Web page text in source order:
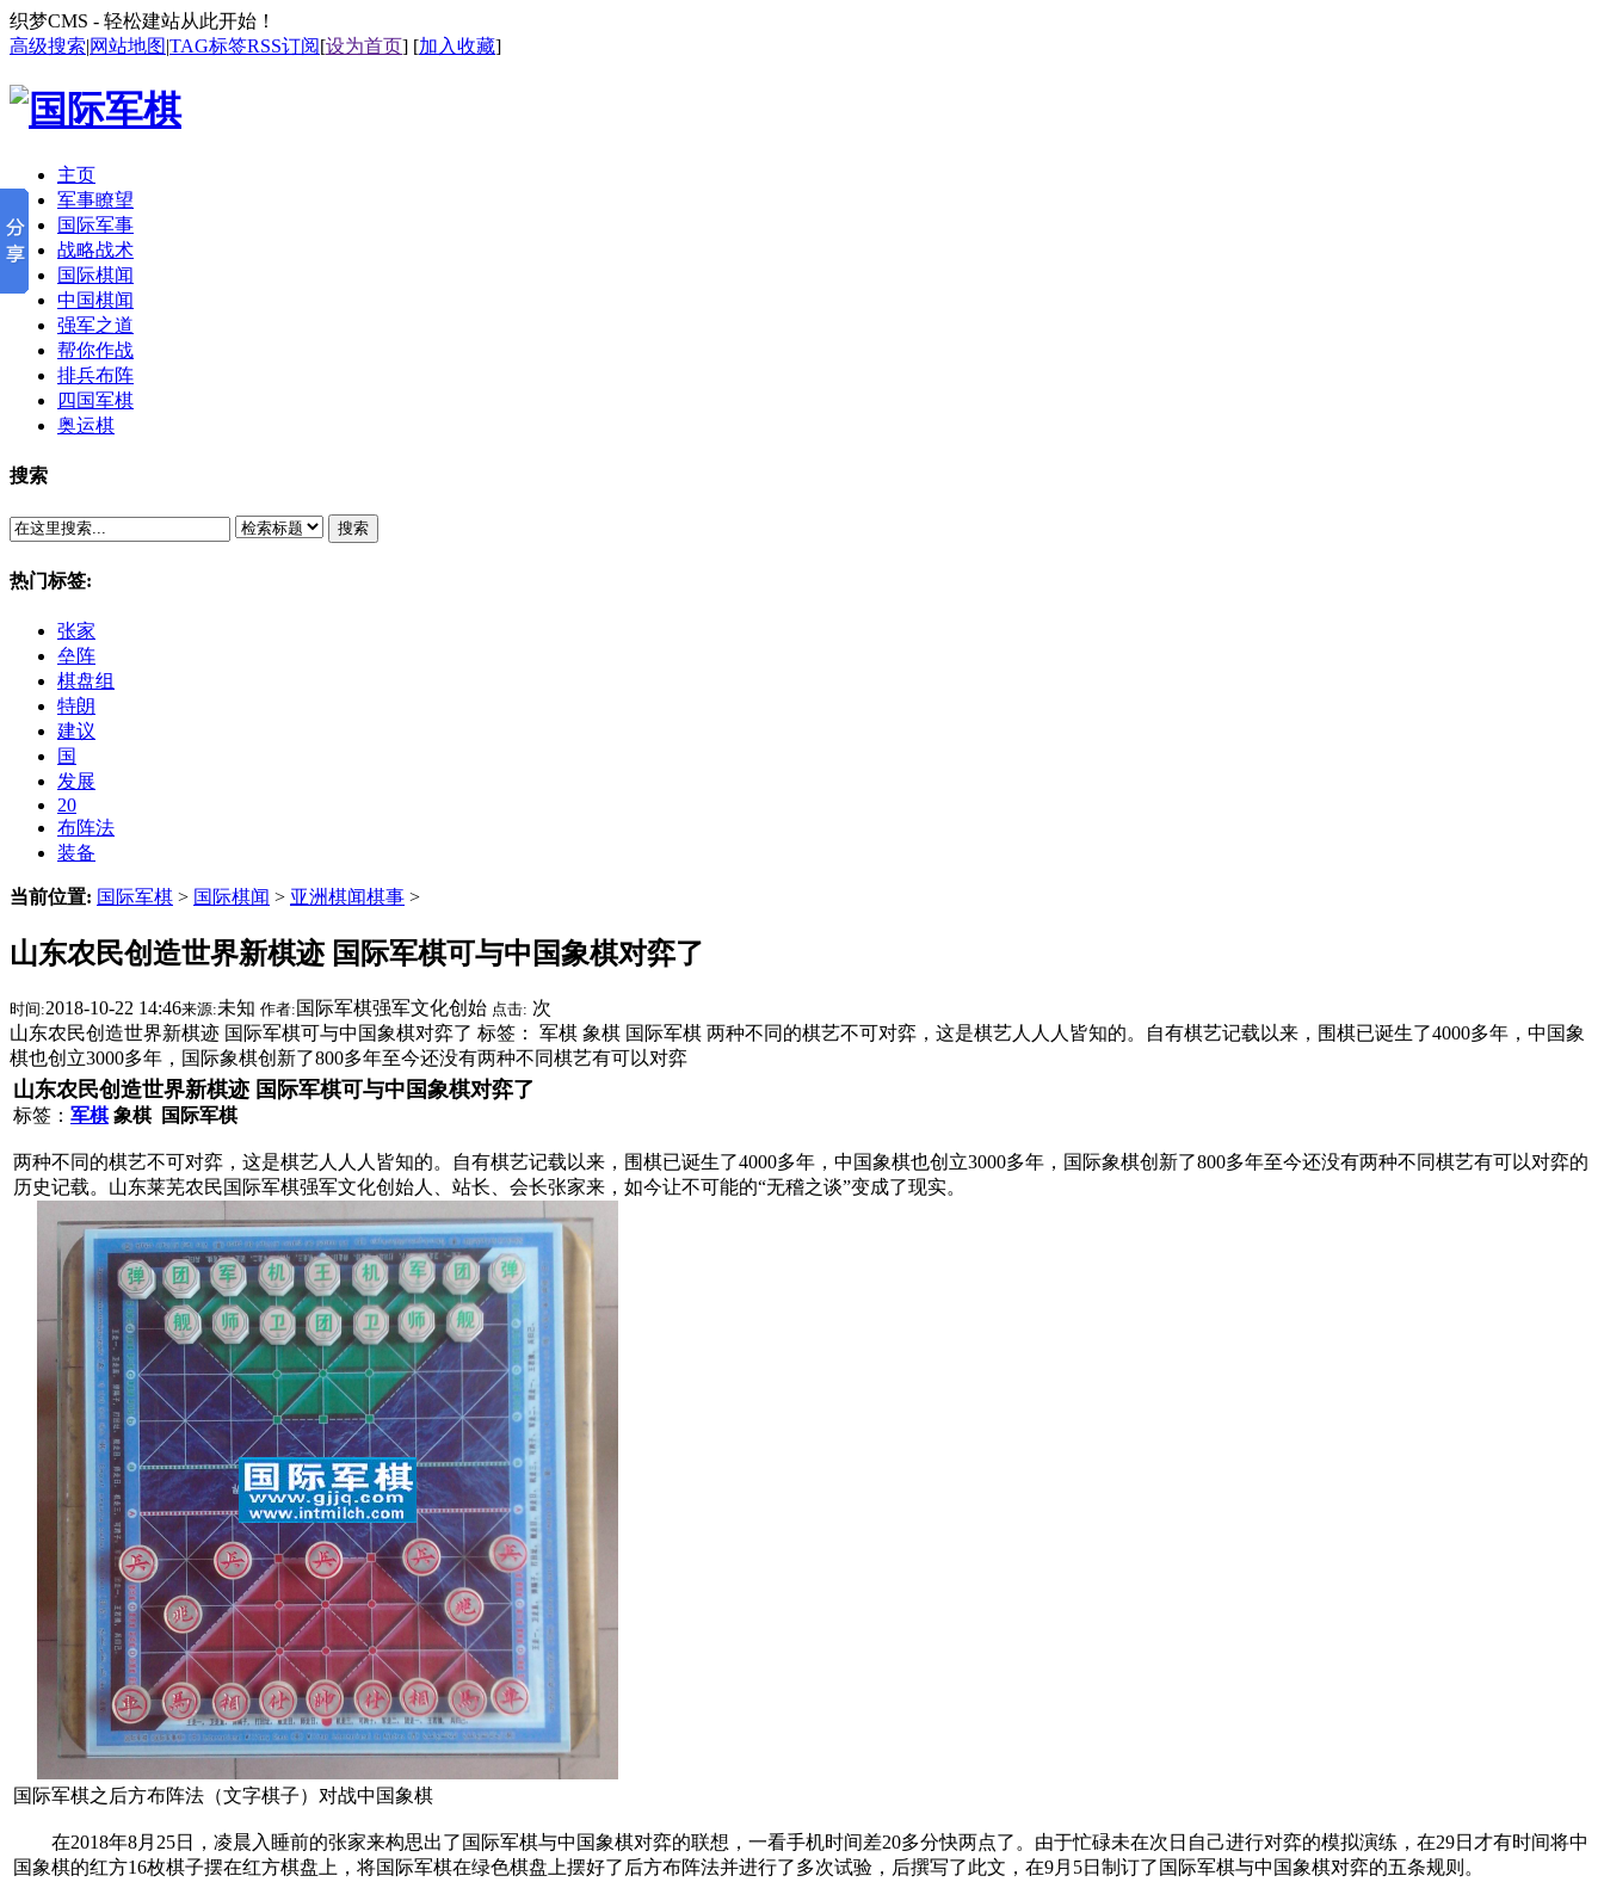
织梦CMS - 轻松建站从此开始！
高级搜索|网站地图|TAG标签RSS订阅[设为首页] [加入收藏]
主页
军事瞭望
国际军事
战略战术
国际棋闻
中国棋闻
强军之道
帮你作战
排兵布阵
四国军棋
奥运棋
搜索
搜索
热门标签:
张家
垒阵
棋盘组
特朗
建议
国
发展
20
布阵法
装备
当前位置: 国际军棋 > 国际棋闻 > 亚洲棋闻棋事 >
山东农民创造世界新棋迹 国际军棋可与中国象棋对弈了
时间:2018-10-22 14:46来源:未知 作者: 国际军棋强军文化创始 点击: 次
山东农民创造世界新棋迹 国际军棋可与中国象棋对弈了 标签： 军棋 象棋 国际军棋 两种不同的棋艺不可对弈，这是棋艺人人人皆知的。自有棋艺记载以来，围棋已诞生了4000多年，中国象
棋也创立3000多年，国际象棋创新了800多年至今还没有两种不同棋艺有可以对弈
山东农民创造世界新棋迹 国际军棋可与中国象棋对弈了
标签： 军棋 象棋 国际军棋
两种不同的棋艺不可对弈，这是棋艺人人人皆知的。自有棋艺记载以来，围棋已诞生了4000多年，中国象棋也创立3000多年，国际象棋创新了800多年至今还没有两种不同棋艺有可以对弈的
历史记载。山东莱芜农民国际军棋强军文化创始人、站长、会长张家来，如今让不可能的“无稽之谈”变成了现实。
国际军棋之后方布阵法（文字棋子）对战中国象棋
在2018年8月25日，凌晨入睡前的张家来构思出了国际军棋与中国象棋对弈的联想，一看手机时间差20多分快两点了。由于忙碌未在次日自己进行对弈的模拟演练，在29日才有时间将中
国象棋的红方16枚棋子摆在红方棋盘上，将国际军棋在绿色棋盘上摆好了后方布阵法并进行了多次试验，后撰写了此文，在9月5日制订了国际军棋与中国象棋对弈的五条规则。